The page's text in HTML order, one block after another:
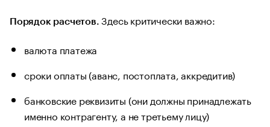
Порядок расчетов. Здесь критически важно:
валюта платежа
сроки оплаты (аванс, постоплата, аккредитив)
банковские реквизиты (они должны принадлежать
именно контрагенту, а не третьему лицу)